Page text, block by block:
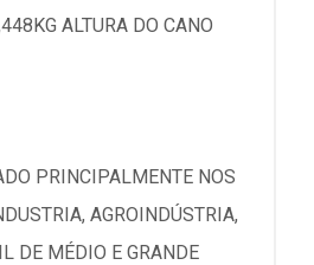
ALTURA DO CANO
PRINCIPALMENTE NOS
AGROINDÚSTRIA,
DE MÉDIO E GRANDE